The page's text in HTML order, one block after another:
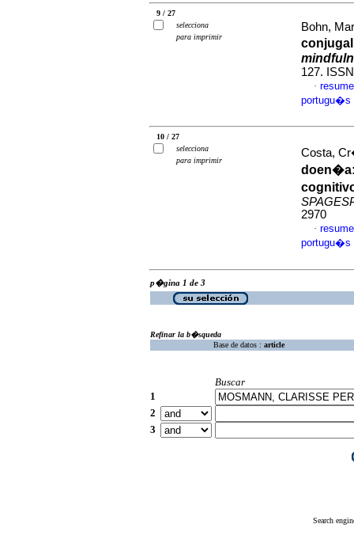
9 / 27
selecciona
para imprimir
Bohn,
conjugal
127.
·
portugu�s
10 / 27
selecciona
para imprimir
Costa,
doen�a
2970
·
portugu�s
p�gina 1 de 3
Refinar la b�squeda
Base de datos : article
Buscar
1
2
3
Search